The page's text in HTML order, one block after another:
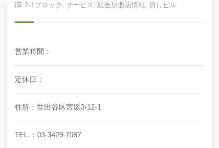
2-1ブロック サービス 組合加盟店情報 貸しビル
営業時間：
定休日：
住所：世田谷区宮坂3-12-1
TEL.：03-3429-7087